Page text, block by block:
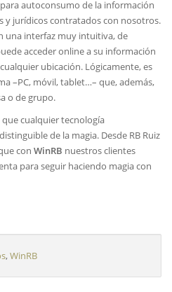
autoconsumo de la información
y jurídicos contratados con nosotros.
una interfaz muy intuitiva, de
acceder online a su información
ubicación. Lógicamente, es
–PC, móvil, tablet…– que, además,
o de grupo.
que cualquier tecnología
de la magia. Desde RB Ruiz
con WinRB nuestros clientes
para seguir haciendo magia con
,WinRB